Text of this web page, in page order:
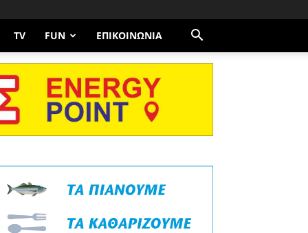
TV FUN ΕΠΙΚΟΙΝΩΝΊΑ